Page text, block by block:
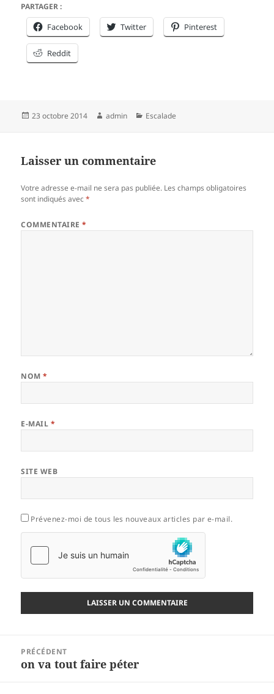
PARTAGER :
Facebook Twitter Pinterest
Reddit
Publié
23 octobre 2014 Auteur
admin Catégories
Escalade
Laisser un commentaire
Votre adresse e-mail ne sera pas publiée. Les champs obligatoires
sont indiqués avec*
COMMENTAIRE*
NOM*
E-MAIL *
SITE WEB
Prévenez-moi de tous les nouveaux articles par e-mail.
l’article
PRÉCÉDENT
Article
on va tout faire péter